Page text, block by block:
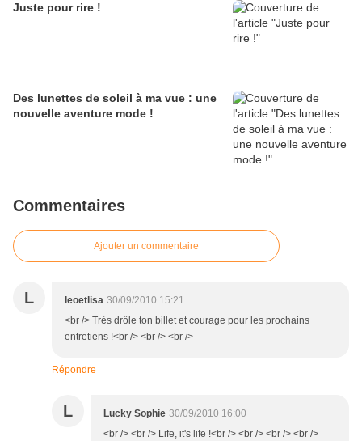
Juste pour rire !
Des lunettes de soleil à ma vue : une
nouvelle aventure mode !
Commentaires
Ajouter un commentaire
L leoetlisa 30/09/2010 15:21
<br /> Très drôle ton billet et courage pour les prochains
entretiens !<br /> <br /> <br />
Répondre
L Lucky Sophie 30/09/2010 16:00
<br /> <br /> Life, it's life !<br /> <br /> <br /> <br />